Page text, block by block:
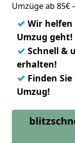
Umzüge ab 85€
✓ Wir
Umzug geht!
✓ Schnell &
erhalten!
✓ Finden
Umzug!